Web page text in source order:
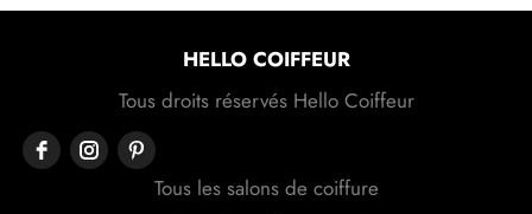
HELLO COIFFEUR
Tous droits réservés Hello Coiffeur
Tous les salons de coiffure